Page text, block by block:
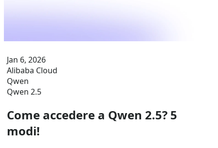
Jan 6, 2026
Alibaba Cloud
Qwen
Qwen 2.5
Come accedere a Qwen 2.5? 5
modi!